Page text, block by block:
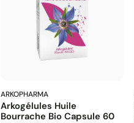
ARKOPHARMA
Arkogélules Huile
Bourrache Bio Capsule 60